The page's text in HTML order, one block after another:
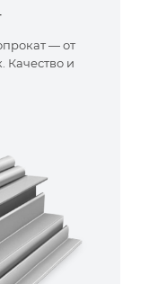
— от
Качество и